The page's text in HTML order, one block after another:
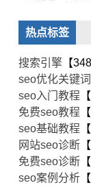
热点标签
搜索引擎 【348
seo优化关键词
seo入门教程
免费seo教程
seo基础教程
网站seo诊断
免费seo诊断
seo案例分析